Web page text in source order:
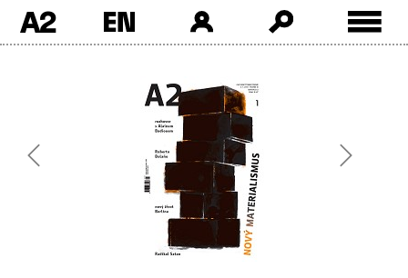
A2
Previous Next